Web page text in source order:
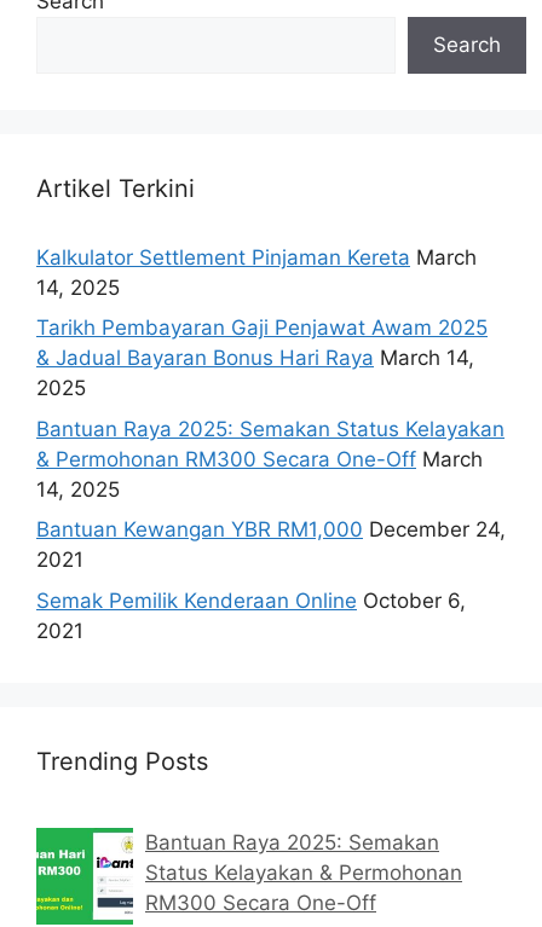
Search
Artikel Terkini
Kalkulator Settlement Pinjaman Kereta March
14, 2025
Tarikh Pembayaran Gaji Penjawat Awam 2025
& Jadual Bayaran Bonus Hari Raya March 14,
2025
Bantuan Raya 2025: Semakan Status Kelayakan
& Permohonan RM300 Secara One-Off March
14, 2025
Bantuan Kewangan YBR RM1,000 December 24,
2021
Semak Pemilik Kenderaan Online October 6,
2021
Trending Posts
Bantuan Raya 2025: Semakan
Status Kelayakan & Permohonan
RM300 Secara One-Off